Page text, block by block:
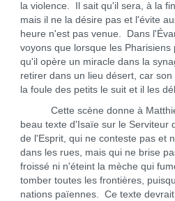
la violence. Il sait qu'il sera, à la
mais il ne la désire pas et l'évite
heure n'est pas venue. Dans
voyons que lorsque les
qu'il opère un miracle dans la
retirer dans un lieu désert, car
la foule des petits le suit et il les
Cette scène donne à
beau texte d'Isaïe sur le Serviteur
de l'Esprit, qui ne conteste pas et
dans les rues, mais qui ne brise
froissé ni n'éteint la mèche qui
tomber toutes les frontières,
nations païennes. Ce texte